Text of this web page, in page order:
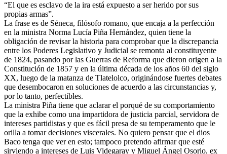
“El que es esclavo de la ira está expuesto a ser herido por sus
propias armas”.
La frase es de Séneca, filósofo romano, que encaja a la perfección
en la ministra Norma Lucía Piña Hernández, quien tiene la
obligación de revisar la historia para comprobar que la discrepancia
entre los Poderes Legislativo y Judicial se remonta al constituyente
de 1824, pasando por las Guerras de Reforma que dieron origen a la
Constitución de 1857 y en la última década de los años 60 del siglo
XX, luego de la matanza de Tlatelolco, originándose fuertes debates
que desembocaron en soluciones de acuerdo a las circunstancias y,
por lo tanto, perfectibles.
La ministra Piña tiene que aclarar el porqué de su comportamiento
que la exhibe como una impartidora de justicia parcial, servidora de
intereses partidistas y que es fácil presa de su temperamento que le
orilla a tomar decisiones viscerales. No quiero pensar que el dios
Baco tenga que ver en esto; tampoco pretendo afirmar que esté
sirviendo a intereses de Luis Videgaray y Miguel Ángel Osorio, ex